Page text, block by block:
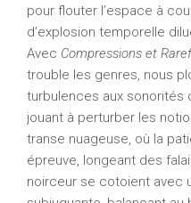
pour flouter l’espace à
d’explosion temporelle
Avec Compressions et
trouble les genres, nous
turbulences aux sonorités
jouant à perturber les
transe nuageuse, où la
épreuve, longeant des
noirceur se cotoient avec